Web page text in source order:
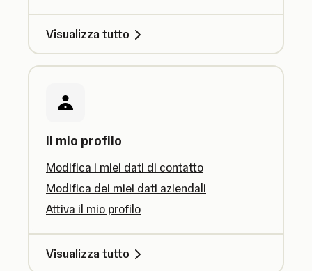
Visualizza tutto
Il mio profilo
Modifica i miei dati di contatto
Modifica dei miei dati aziendali
Attiva il mio profilo
Visualizza tutto